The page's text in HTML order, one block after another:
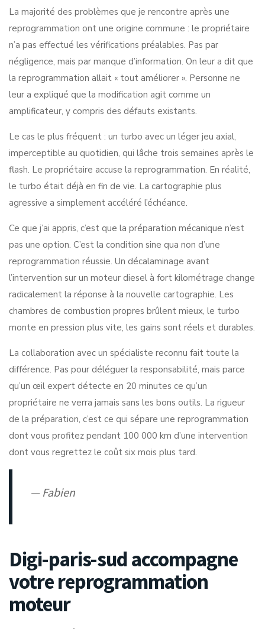
La majorité des problèmes que je rencontre après une
reprogrammation ont une origine commune : le propriétaire
n’a pas effectué les vérifications préalables. Pas par
négligence, mais par manque d’information. On leur a dit que
la reprogrammation allait « tout améliorer ». Personne ne
leur a expliqué que la modification agit comme un
amplificateur, y compris des défauts existants.
Le cas le plus fréquent : un turbo avec un léger jeu axial,
imperceptible au quotidien, qui lâche trois semaines après le
flash. Le propriétaire accuse la reprogrammation. En réalité,
le turbo était déjà en fin de vie. La cartographie plus
agressive a simplement accéléré l’échéance.
Ce que j’ai appris, c’est que la préparation mécanique n’est
pas une option. C’est la condition sine qua non d’une
reprogrammation réussie. Un décalaminage avant
l’intervention sur un moteur diesel à fort kilométrage change
radicalement la réponse à la nouvelle cartographie. Les
chambres de combustion propres brûlent mieux, le turbo
monte en pression plus vite, les gains sont réels et durables.
La collaboration avec un spécialiste reconnu fait toute la
différence. Pas pour déléguer la responsabilité, mais parce
qu’un œil expert détecte en 20 minutes ce qu’un
propriétaire ne verra jamais sans les bons outils. La rigueur
de la préparation, c’est ce qui sépare une reprogrammation
dont vous profitez pendant 100 000 km d’une intervention
dont vous regrettez le coût six mois plus tard.
— Fabien
Digi-paris-sud accompagne
votre reprogrammation
moteur